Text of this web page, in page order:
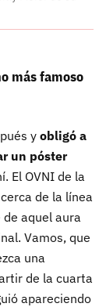
más famoso
y obligó a
un póster
El OVNI de la
de la línea
aquel aura
Vamos, que
una
de la cuarta
apareciendo